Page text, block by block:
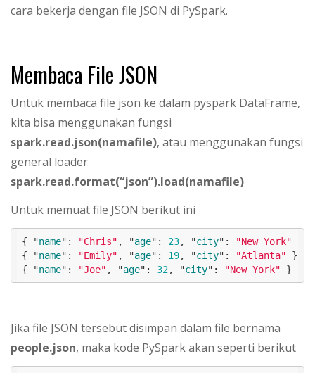
cara bekerja dengan file JSON di PySpark.
Membaca File JSON
Untuk membaca file json ke dalam pyspark DataFrame,
kita bisa menggunakan fungsi
spark.read.json(namafile), atau menggunakan fungsi
general loader
spark.read.format(“json”).load(namafile)
Untuk memuat file JSON berikut ini
{ "name": "Chris" , "age": 23, "city": "New York"
{ "name": "Emily" , "age": 19, "city": "Atlanta"
},
{ "name": "Joe" , "age": 32, "city": "New York" }
Jika file JSON tersebut disimpan dalam file bernama
people.json, maka kode PySpark akan seperti berikut